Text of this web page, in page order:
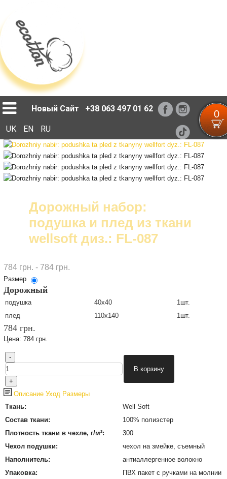
Новый Сайт +38 063 497 01 62 0
UK EN RU
Дорожный набор:
подушка и плед из ткани
wellsoft диз.: FL-087
784 грн. - 784 грн.
Размер
Дорожный
подушка 40х40
1шт.
плед
110x140 1шт.
784 грн.
Цена: 784 грн.
Описание Уход Размеры
Ткань:
Well Soft
Состав ткани:
100% полиэстер
Плотность ткани в чехле, г/м²:
300
Чехол подушки:
чехол на змейке, съемный
Наполнитель:
антиаллергенное волокно
Упаковка:
ПВХ пакет с ручками на молнии